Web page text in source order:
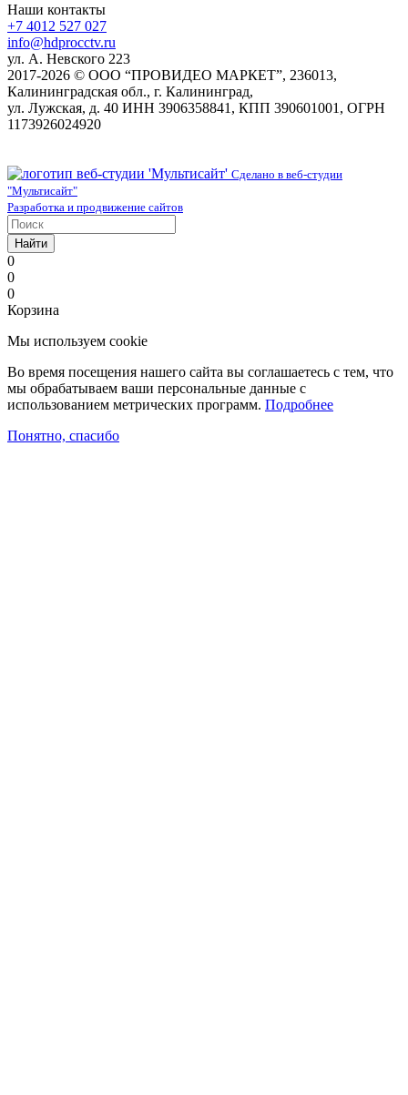
Наши контакты
+7 4012 527 027
info@hdprocctv.ru
ул. А. Невского 223
2017-2026 © ООО “ПРОВИДЕО МАРКЕТ”, 236013,
Калининградская обл., г. Калининград,
ул. Лужская, д. 40 ИНН 3906358841, КПП 390601001, ОГРН
1173926024920
Сделано в веб-студии
"Мультисайт"
Разработка и продвижение сайтов
Найти
0
0
0
Корзина
Мы используем cookie
Во время посещения нашего сайта вы соглашаетесь с тем, что
мы обрабатываем ваши персональные данные с
использованием метрических программ. Подробнее
Понятно, спасибо